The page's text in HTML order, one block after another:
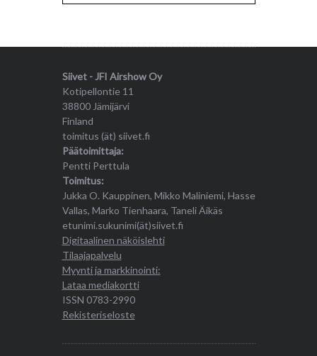
Siivet - JFI Airshow Oy
Kotipellontie 11
38800 Jämijärvi
Finland
toimitus (ät) siivet.fi
Päätoimittaja:
Pentti Perttula
Toimitus:
Jukka O. Kauppinen, Mikko Maliniemi, Hasse
Vallas, Marko Tienhaara, Taneli Äikäs
etunimi.sukunimi(ät)siivet.fi
Digitaalinen näköislehti
Tilaajapalvelu
Myynti ja markkinointi:
Lataa mediakortti
ISSN 0783-2990
Rekisteriseloste